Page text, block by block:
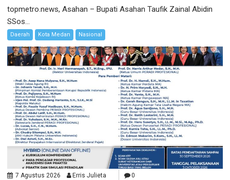
topmetro.news, Asahan – Bupati Asahan Taufik Zainal Abidin
SSos...
Daerah Kota Medan Nasional
7 Agustus 2026 Erris Julieta 0